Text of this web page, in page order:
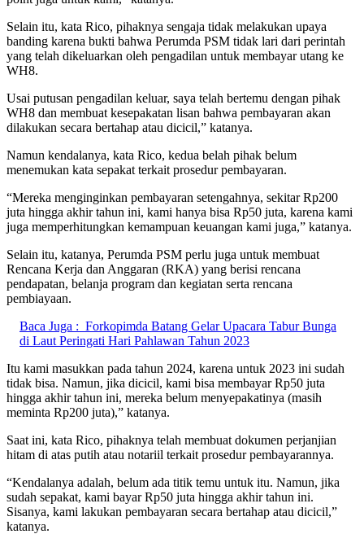
Selain itu, kata Rico, pihaknya sengaja tidak melakukan upaya
banding karena bukti bahwa Perumda PSM tidak lari dari perintah
yang telah dikeluarkan oleh pengadilan untuk membayar utang ke
WH8.
Usai putusan pengadilan keluar, saya telah bertemu dengan pihak
WH8 dan membuat kesepakatan lisan bahwa pembayaran akan
dilakukan secara bertahap atau dicicil,” katanya.
Namun kendalanya, kata Rico, kedua belah pihak belum
menemukan kata sepakat terkait prosedur pembayaran.
“Mereka menginginkan pembayaran setengahnya, sekitar Rp200
juta hingga akhir tahun ini, kami hanya bisa Rp50 juta, karena kami
juga memperhitungkan kemampuan keuangan kami juga,” katanya.
Selain itu, katanya, Perumda PSM perlu juga untuk membuat
Rencana Kerja dan Anggaran (RKA) yang berisi rencana
pendapatan, belanja program dan kegiatan serta rencana
pembiayaan.
Baca Juga : Forkopimda Batang Gelar Upacara Tabur Bunga
di Laut Peringati Hari Pahlawan Tahun 2023
Itu kami masukkan pada tahun 2024, karena untuk 2023 ini sudah
tidak bisa. Namun, jika dicicil, kami bisa membayar Rp50 juta
hingga akhir tahun ini, mereka belum menyepakatinya (masih
meminta Rp200 juta),” katanya.
Saat ini, kata Rico, pihaknya telah membuat dokumen perjanjian
hitam di atas putih atau notariil terkait prosedur pembayarannya.
“Kendalanya adalah, belum ada titik temu untuk itu. Namun, jika
sudah sepakat, kami bayar Rp50 juta hingga akhir tahun ini.
Sisanya, kami lakukan pembayaran secara bertahap atau dicicil,”
katanya.